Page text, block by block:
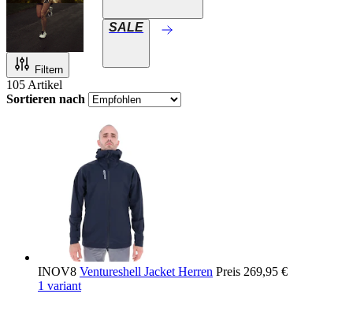
SALE
Filtern
105 Artikel
Sortieren nach
INOV8 Ventureshell Jacket Herren Preis 269,95 €
1 variant